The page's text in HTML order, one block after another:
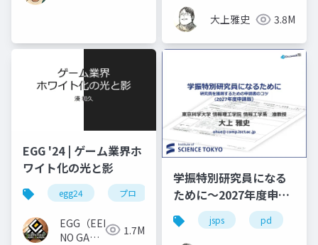
大上雅史 3.8M
EGG '24 | ゲーム業界ホ
ワイト化の光と影
egg24 プロ
EGG（EEKANJI
NO GAME
1.7M
学振特別研究員になる
ために～2027年度申請
版
jsps pd